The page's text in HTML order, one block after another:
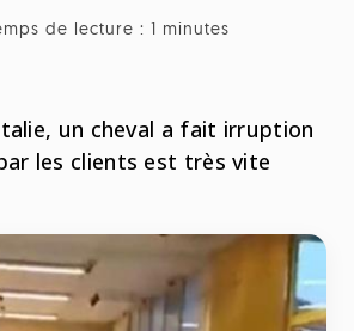
de lecture : 1 minutes
un cheval a fait irruption
les clients est très vite